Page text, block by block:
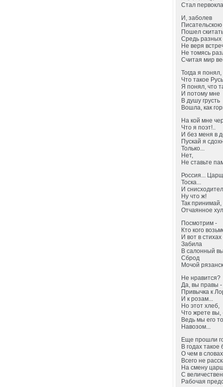
Стал
И, заболев
Писательскою
Пошел
Средь разных
Не веря
Не томясь
Считая мир
Тогда я понял,
Что такое
Я понял, что
И потому мне
В душу грусть
Вошла, как
На кой мне
Что я поэт!..
И без меня в
Пускай я
Только...
Нет,
Не ставьте
Россия...
Тоска...
И
Ну что ж!
Так принимай,
Отчаянное
Посмотрим -
Кто кого
И вот в
Забила
В салонный
Сброд
Мочой
Не нравится?
Да, вы правы -
Привычка к
И к розам...
Но этот хлеб,
Что жрете вы,
Ведь мы его
Навозом...
Еще прошли
В годах такое
О чем в словах
Всего не
На смену
С
Рабочая